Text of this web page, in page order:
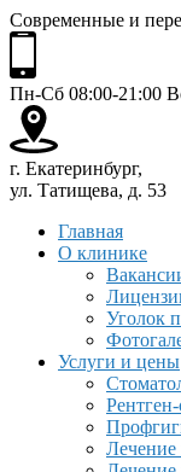
Современные и
Пн-Сб 08:00-21:00
г. Екатеринбург,
ул. Татищева, д. 53
Главная
О клинике
Уголок
Услуги и цены
Лечение